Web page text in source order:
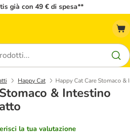
già con 49 € di spesa**
Happy Cat Happy Cat Care Stomaco
& Intestino
la tua valutazione